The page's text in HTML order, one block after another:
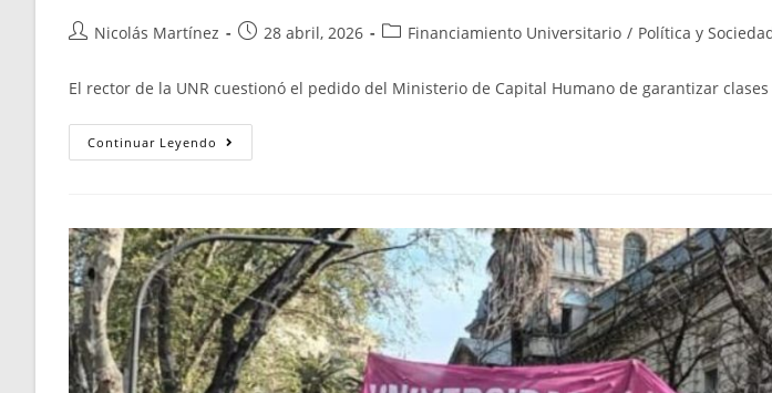
Nicolás Martínez 28 abril, 2026 Financiamiento Universitario / Política y
El rector de la UNR cuestionó el pedido del Ministerio de Capital Humano de garantizar
Continuar Leyendo